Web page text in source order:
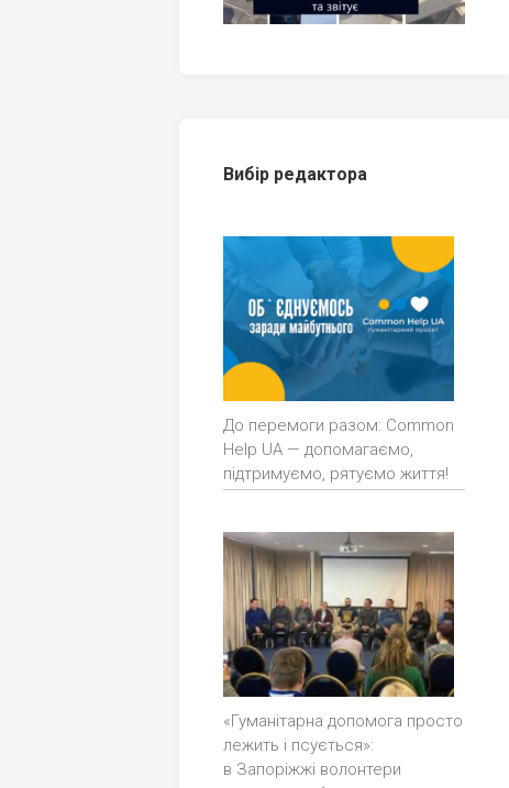
Вибір редактора
До перемоги разом: Common
Help UA — допомагаємо,
підтримуємо, рятуємо життя!
«Гуманітарна допомога просто
лежить і псується»:
в Запоріжжі волонтери